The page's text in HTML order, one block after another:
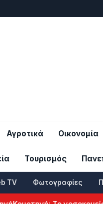
Αγροτικά Οικονομία
Τουρισμός
TV Φωτογραφίες